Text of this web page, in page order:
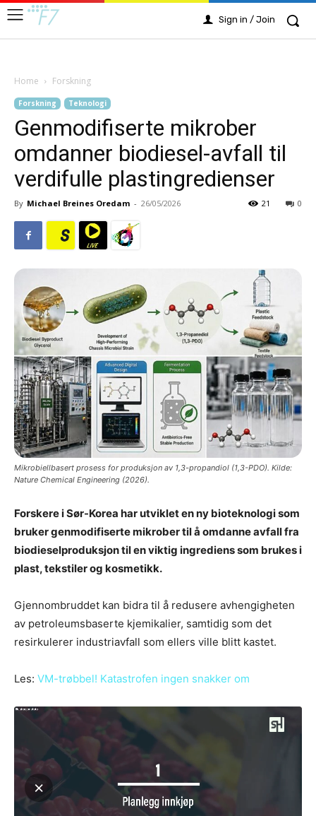
Sign in / Join
Home Forskning
Forskning Teknologi
Genmodifiserte mikrober
omdanner biodiesel-avfall til
verdifulle plastingredienser
By Michael Breines Oredam - 26/05/2026 0
21
Mikrobiellbasert prosess for produksjon av 1,3-propandiol (1,3-PDO). Kilde:
Nature Chemical Engineering (2026).
Forskere i Sør-Korea har utviklet en ny bioteknologi som
bruker genmodifiserte mikrober til å omdanne avfall fra
biodieselproduksjon til en viktig ingrediens som brukes i
plast, tekstiler og kosmetikk.
Gjennombruddet kan bidra til å redusere avhengigheten
av petroleumsbaserte kjemikalier, samtidig som det
resirkulerer industriavfall som ellers ville blitt kastet.
Les: VM-trøbbel! Katastrofen ingen snakker om